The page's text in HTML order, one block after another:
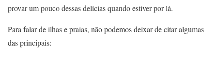
provar um pouco dessas delícias quando estiver por lá.
Para falar de ilhas e praias, não podemos deixar de citar algumas
das principais: